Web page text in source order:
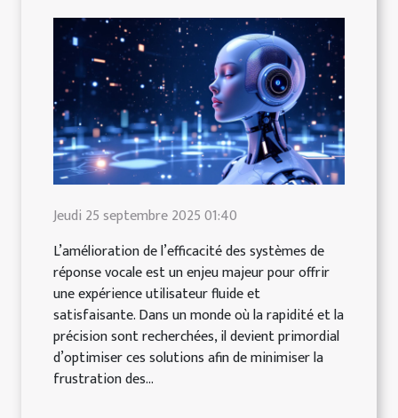
Jeudi 25 septembre 2025 01:40
L’amélioration de l’efficacité des systèmes de
réponse vocale est un enjeu majeur pour offrir
une expérience utilisateur fluide et
satisfaisante. Dans un monde où la rapidité et la
précision sont recherchées, il devient primordial
d’optimiser ces solutions afin de minimiser la
frustration des...